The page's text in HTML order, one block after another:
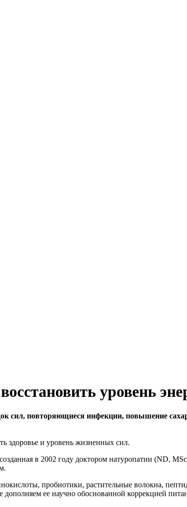
уровень
сил, повторяющиеся инфекции, повышение
здоровье и уровень жизненных сил.
в 2002 году доктором натуропатии (ND,
пробиотики, растительные волокна,
ее научно обоснованной коррекцией